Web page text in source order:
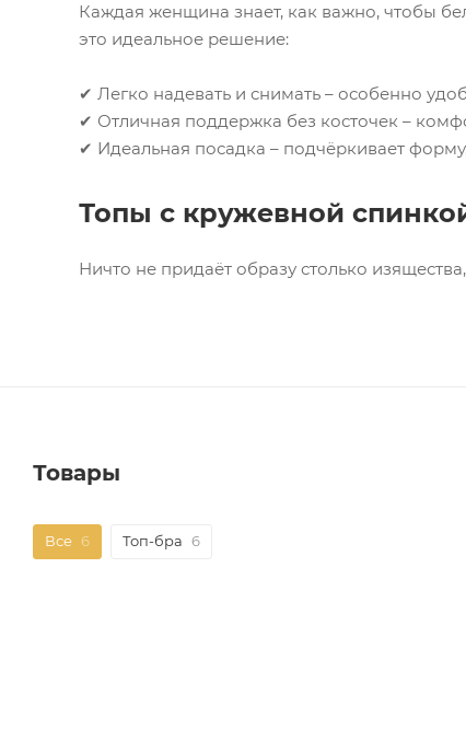
Каждая женщина знает, как важно, чтобы
это идеальное решение:
✔ Легко надевать и снимать – особенно
✔ Отличная поддержка без косточек –
✔ Идеальная посадка – подчёркивает
Топы с кружевной
Ничто не придаёт образу столько
Товары
Все 6 Топ-бра 6